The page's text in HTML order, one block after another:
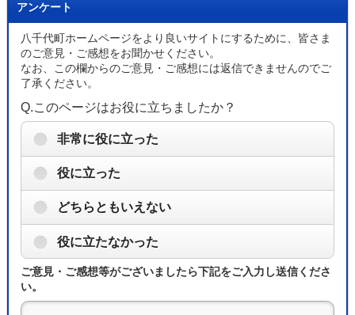
アンケート
八千代町ホームページをより良いサイトにするために、皆さま
のご意見・ご感想をお聞かせください。
なお、この欄からのご意見・ご感想には返信できませんのでご
了承ください。
Q.このページはお役に立ちましたか？
非常に役に立った
役に立った
どちらともいえない
役に立たなかった
ご意見・ご感想等がございましたら下記をご入力し送信くださ
い。